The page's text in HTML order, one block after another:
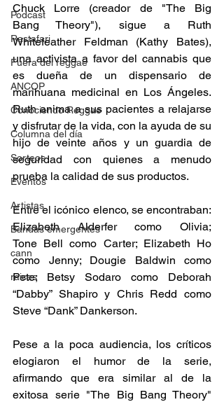
Podcast
Rastafari
Fuera del reggae
ANCOP
Conociendo Reggae
Columna del día
Sorteos
Eventos
Artistas
Bandas emergentes
cann
raices
Chuck Lorre (creador de "The Big
Bang Theory"), sigue a Ruth
Whitefeather Feldman (Kathy Bates),
una activista a favor del cannabis que
es dueña de un dispensario de
marihuana medicinal en Los Ángeles.
Ruth anima a sus pacientes a relajarse
y disfrutar de la vida, con la ayuda de su
hijo de veinte años y un guardia de
seguridad con quienes a menudo
prueba la calidad de sus productos.
Entre el icónico elenco, se encontraban:
Elizabeth Alderfer como Olivia;
Tone Bell como Carter; Elizabeth Ho
como Jenny; Dougie Baldwin como
Pete; Betsy Sodaro como Deborah
“Dabby” Shapiro y Chris Redd como
Steve “Dank” Dankerson.
Pese a la poca audiencia, los críticos
elogiaron el humor de la serie,
afirmando que era similar al de la
exitosa serie "The Big Bang Theory"